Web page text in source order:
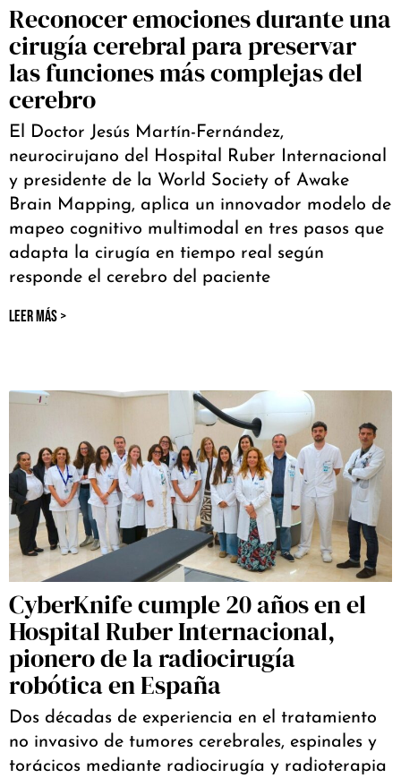
Reconocer emociones durante una
cirugía cerebral para preservar
las funciones más complejas del
cerebro
El Doctor Jesús Martín-Fernández,
neurocirujano del Hospital Ruber Internacional
y presidente de la World Society of Awake
Brain Mapping, aplica un innovador modelo de
mapeo cognitivo multimodal en tres pasos que
adapta la cirugía en tiempo real según
responde el cerebro del paciente
LEER MÁS >
CyberKnife cumple 20 años en el
Hospital Ruber Internacional,
pionero de la radiocirugía
robótica en España
Dos décadas de experiencia en el tratamiento
no invasivo de tumores cerebrales, espinales y
torácicos mediante radiocirugía y radioterapia